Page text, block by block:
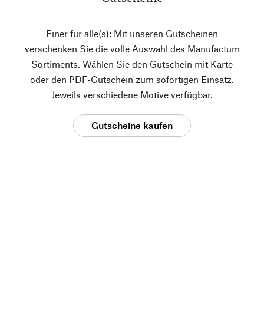
Einer für alle(s): Mit unseren Gutscheinen
verschenken Sie die volle Auswahl des Manufactum
Sortiments. Wählen Sie den Gutschein mit Karte
oder den PDF-Gutschein zum sofortigen Einsatz.
Jeweils verschiedene Motive verfügbar.
Gutscheine kaufen